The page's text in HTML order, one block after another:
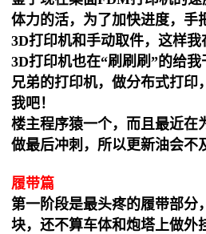
体力的活，为了加快进度，手
3D打印机和手动取件，这样
3D打印机也在“刷刷刷”的给
兄弟的打印机，做分布式打印
我吧！
楼主程序猿一个，而且最近在
做最后冲刺，所以更新油会不
履带篇
第一阶段是最头疼的履带部分
块，还不算车体和炮塔上做外